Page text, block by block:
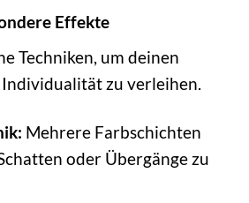
Effekte
Techniken, um deinen
Individualität zu verleihen.
Mehrere Farbschichten
oder Übergänge zu